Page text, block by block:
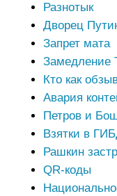
Разнотык
Дворец
Запрет мата
Замедление
Кто как
Авария
Петров и
Взятки в
Рашкин
QR-коды